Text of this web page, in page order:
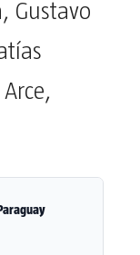
Gustavo